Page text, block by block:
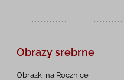
Obrazy srebrne
Obrazki na Rocznicę